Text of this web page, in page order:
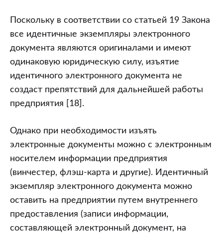
Поскольку в соответствии со статьей 19 Закона
все идентичные экземпляры электронного
документа являются оригиналами и имеют
одинаковую юридическую силу, изъятие
идентичного электронного документа не
создаст препятствий для дальнейшей работы
предприятия [18].
Однако при необходимости изъять
электронные документы можно с электронным
носителем информации предприятия
(винчестер, флэш-карта и другие). Идентичный
экземпляр электронного документа можно
оставить на предприятии путем внутреннего
предоставления (записи информации,
составляющей электронный документ, на